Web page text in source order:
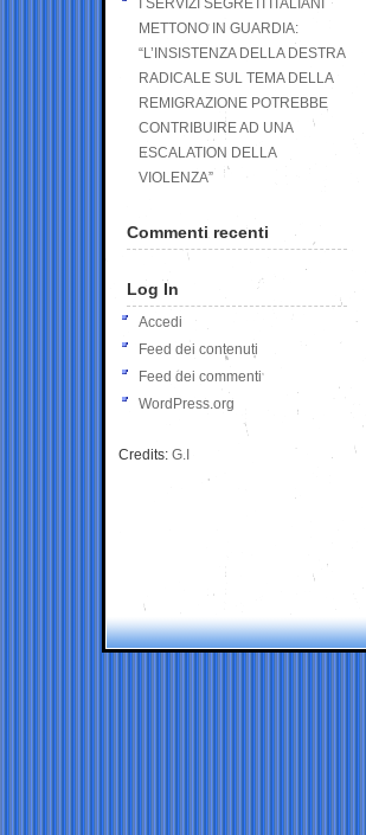
I SERVIZI SEGRETI ITALIANI
METTONO IN GUARDIA:
“L’INSISTENZA DELLA DESTRA
RADICALE SUL TEMA DELLA
REMIGRAZIONE POTREBBE
CONTRIBUIRE AD UNA
ESCALATION DELLA
VIOLENZA”
Commenti recenti
Log In
Accedi
Feed dei contenuti
Feed dei commenti
WordPress.org
Credits: G.I